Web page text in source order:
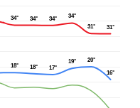
34° 34° 34°
34°
31°
31°
18° 18° 17°
19°
20°
16°